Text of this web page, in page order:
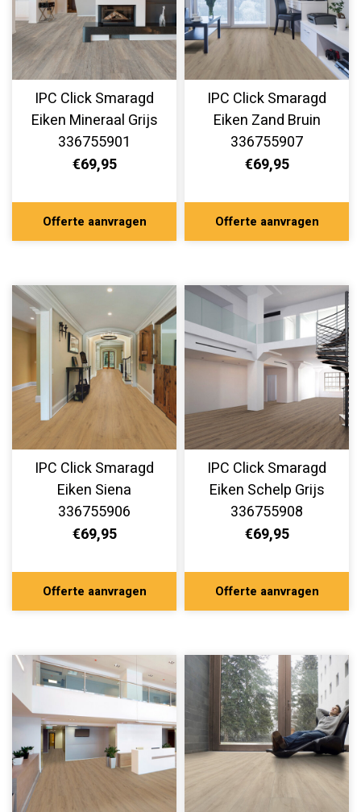
IPC Click Smaragd
Eiken Mineraal Grijs
336755901
€69,95
Offerte aanvragen
IPC Click Smaragd
Eiken Zand Bruin
336755907
€69,95
Offerte aanvragen
IPC Click Smaragd
Eiken Siena
336755906
€69,95
Offerte aanvragen
IPC Click Smaragd
Eiken Schelp Grijs
336755908
€69,95
Offerte aanvragen